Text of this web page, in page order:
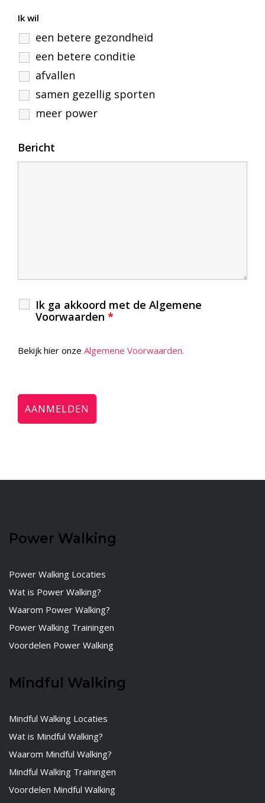
Ik wil
een betere gezondheid
een betere conditie
afvallen
samen gezellig sporten
meer power
Bericht
Ik ga akkoord met de Algemene
Voorwaarden *
Bekijk hier onze Algemene Voorwaarden.
Power Walking
Power Walking Locaties
Wat is Power Walking?
Waarom Power Walking?
Power Walking Trainingen
Voordelen Power Walking
Mindful Walking
Mindful Walking Locaties
Wat is Mindful Walking?
Waarom Mindful Walking?
Mindful Walking Trainingen
Voordelen Mindful Walking